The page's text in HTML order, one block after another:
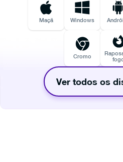
Maçã Windows
Cromo
Ver todos os